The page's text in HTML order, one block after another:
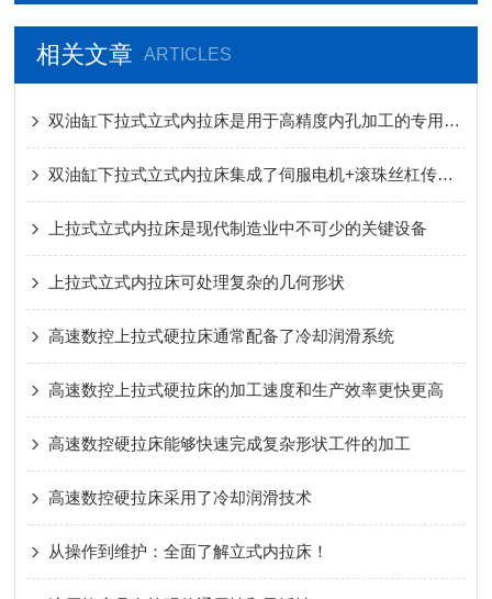
相关文章 ARTICLES
双油缸下拉式立式内拉床是用于高精度内孔加工的专用设备
双油缸下拉式立式内拉床集成了伺服电机+滚珠丝杠传动方案
上拉式立式内拉床是现代制造业中不可少的关键设备
上拉式立式内拉床可处理复杂的几何形状
高速数控上拉式硬拉床通常配备了冷却润滑系统
高速数控上拉式硬拉床的加工速度和生产效率更快更高
高速数控硬拉床能够快速完成复杂形状工件的加工
高速数控硬拉床采用了冷却润滑技术
从操作到维护：全面了解立式内拉床！